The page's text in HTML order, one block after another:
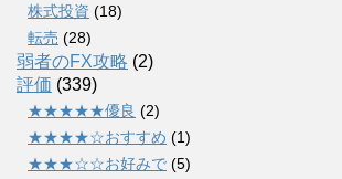
株式投資 (18)
転売 (28)
弱者のFX攻略 (2)
評価 (339)
★★★★★優良 (2)
★★★★☆おすすめ (1)
★★★☆☆お好みで (5)